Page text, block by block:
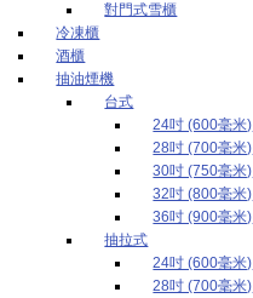
對門式雪櫃
冷凍櫃
酒櫃
抽油煙機
台式
24吋 (600毫米)
28吋 (700毫米)
30吋 (750毫米)
32吋 (800毫米)
36吋 (900毫米)
抽拉式
24吋 (600毫米)
28吋 (700毫米)